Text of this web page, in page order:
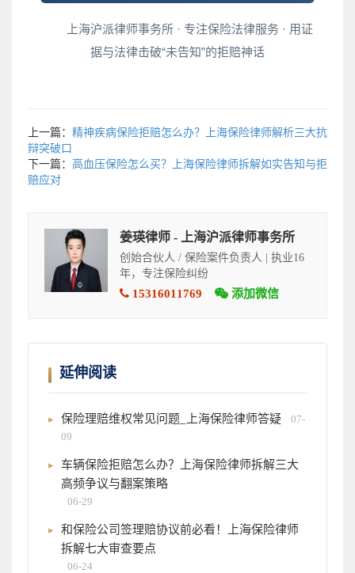
上海沪派律师事务所 · 专注保险法律服务 · 用证
据与法律击破“未告知”的拒赔神话
上一篇： 精神疾病保险拒赔怎么办？上海保险律师解析三大抗
辩突破口
下一篇： 高血压保险怎么买？上海保险律师拆解如实告知与拒
赔应对
姜瑛律师 - 上海沪派律师事务所
创始合伙人 / 保险案件负责人 | 执业16
年，专注保险纠纷
15316011769 添加微信
延伸阅读
保险理赔维权常见问题_上海保险律师答疑
07-
09
车辆保险拒赔怎么办？上海保险律师拆解三大
高频争议与翻案策略
06-29
和保险公司签理赔协议前必看！上海保险律师
拆解七大审查要点
06-24